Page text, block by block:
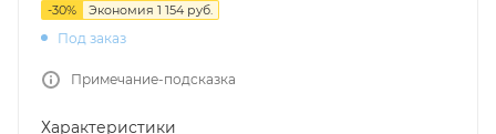
-30% Экономия 1 154 руб.
Под заказ
Примечание-подсказка
Характеристики